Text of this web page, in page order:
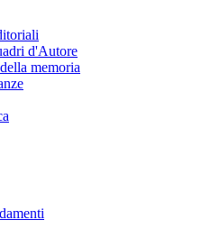
d'Autore
memoria